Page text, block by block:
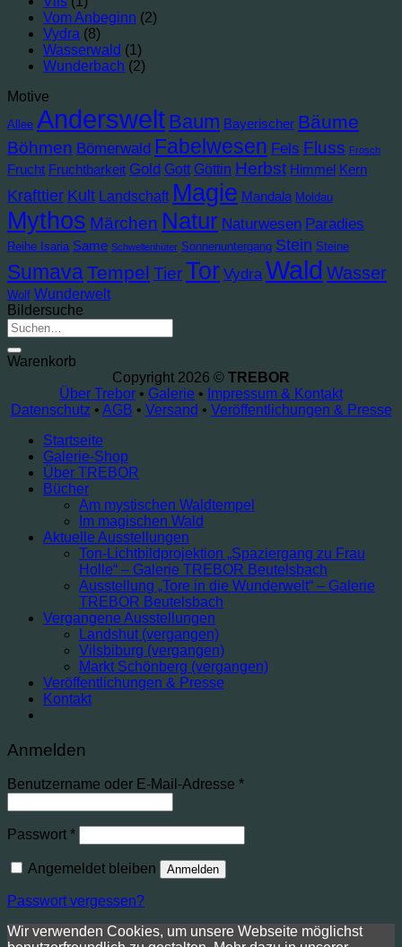
Vom Anbeginn (2)
Vydra (8)
Wasserwald (1)
Wunderbach (2)
Motive
Allee Anderswelt Baum Bayerischer Bäume
Böhmen Bömerwald Fabelwesen Fels Fluss Frosch
Frucht Fruchtbarkeit Gold Gott Göttin Herbst Himmel Kern
Krafttier Kult Landschaft Magie Mandala Moldau
Mythos Märchen Natur Naturwesen Paradies
Reihe Isaria Same Schwellenhüter Sonnenuntergang Stein Steine
SumavaTempel TierTor Vydra Wald Wasser
Wolf Wunderwelt
Bildersuche
Suche
nach:
Warenkorb
Copyright 2026 © TREBOR
Über Trebor • Galerie • Impressum & Kontakt
Datenschutz • AGB • Versand • Veröffentlichungen & Presse
Startseite
Galerie-Shop
Über TREBOR
Bücher
Am mystischen Waldtempel
Im magischen Wald
Aktuelle Ausstellungen
Ton-Lichtbildprojektion „Spaziergang zu Frau
Holle“ – Galerie TREBOR Beutelsbach
Ausstellung „Tore in die Wunderwelt“ – Galerie
TREBOR Beutelsbach
Vergangene Ausstellungen
Landshut (vergangen)
Vilsbiburg (vergangen)
Markt Schönberg (vergangen)
Veröffentlichungen & Presse
Kontakt
Anmelden
Benutzername oder E-Mail-Adresse *Erforderlich
Passwort *Erforderlich
Angemeldet bleiben Anmelden
Passwort vergessen?
Wir verwenden Cookies, um unsere Webseite möglichst